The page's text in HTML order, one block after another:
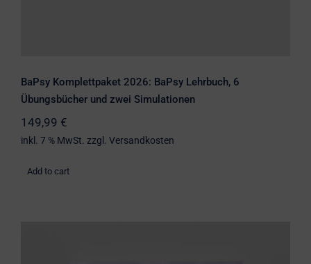
BaPsy Komplettpaket 2026: BaPsy Lehrbuch, 6
Übungsbücher und zwei Simulationen
149,99 €
inkl. 7 % MwSt. zzgl. Versandkosten
Add to cart